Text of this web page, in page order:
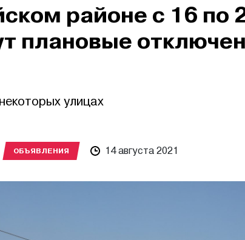
районе с 16 по
плановые
улицах
ОБЪЯВЛЕНИЯ 14 августа 2021